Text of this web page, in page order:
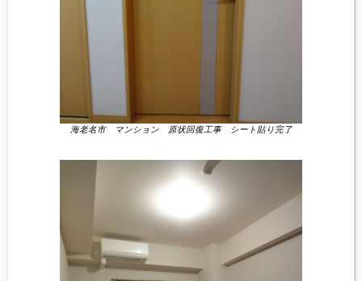
海老名市 マンション 原状回復工事 シート貼り完了